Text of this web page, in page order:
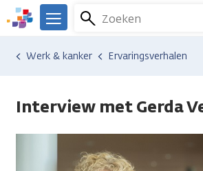
Overslaan
en
We
er
Kanker.nl
Zoeken
Menu
Werk & kanker Ervaringsverhalen
Interview met Gerda